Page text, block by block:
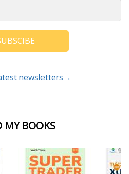
MY BOOKS
newsletters→